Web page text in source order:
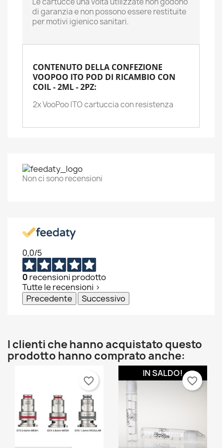
di garanzia e non possono essere restituite
per motivi igienico sanitari.
CONTENUTO DELLA CONFEZIONE
VOOPOO ITO POD DI RICAMBIO CON
COIL - 2ML - 2PZ:
2x VooPoo ITO cartuccia con resistenza
Non ci sono recensioni
0,0/5
0 recensioni prodotto
Tutte le recensioni >
Precedente
Successivo
I clienti che hanno acquistato questo
prodotto hanno comprato anche:
favorite_border
IN SALDO!
favorite_border